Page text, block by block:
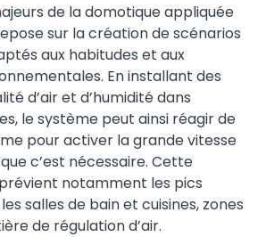
de la domotique appliquée
sur la création de scénarios
aux habitudes et aux
En installant des
d’air et d’humidité dans
le système peut ainsi réagir de
pour activer la grande vitesse
c’est nécessaire. Cette
notamment les pics
salles de bain et cuisines, zones
de régulation d’air.